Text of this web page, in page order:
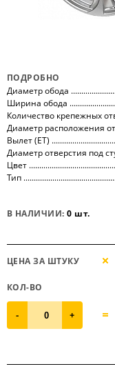
ПОДРОБНО
Диаметр обода
Ширина обода
Количество крепежных
Диаметр расположения
Вылет (ET)
Диаметр отверстия под
Цвет
Тип
В НАЛИЧИИ:0 шт.
ЦЕНА ЗА ШТУКУ
КОЛ-ВО
- +